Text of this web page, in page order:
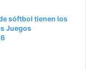
sóftbol tienen los
Juegos